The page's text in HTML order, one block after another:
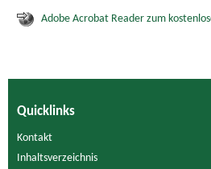
Adobe Acrobat Reader zum
Quicklinks
Kontakt
Inhaltsverzeichnis